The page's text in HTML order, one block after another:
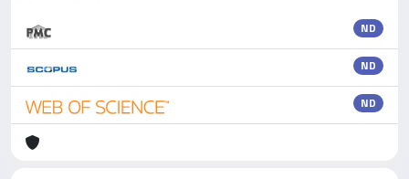
ND
ND
ND